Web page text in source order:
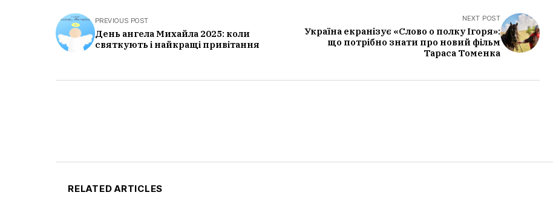
PREVIOUS POST
День ангела Михайла 2025: коли
святкують і найкращі привітання
NEXT POST
Україна екранізує «Слово о полку Ігоря»:
що потрібно знати про новий фільм
Тараса Томенка
RELATED ARTICLES